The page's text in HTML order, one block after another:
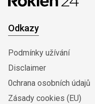
Odkazy
Podmínky užívání
Disclaimer
0chrana osobních údajů
Zásady cookies (EU)